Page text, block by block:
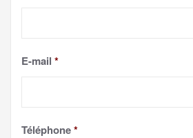
E-mail *
Téléphone*